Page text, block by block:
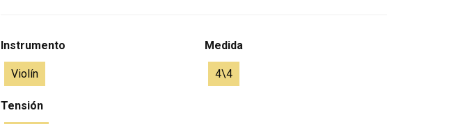
Instrumento
Violín
Medida
4\4
Tensión